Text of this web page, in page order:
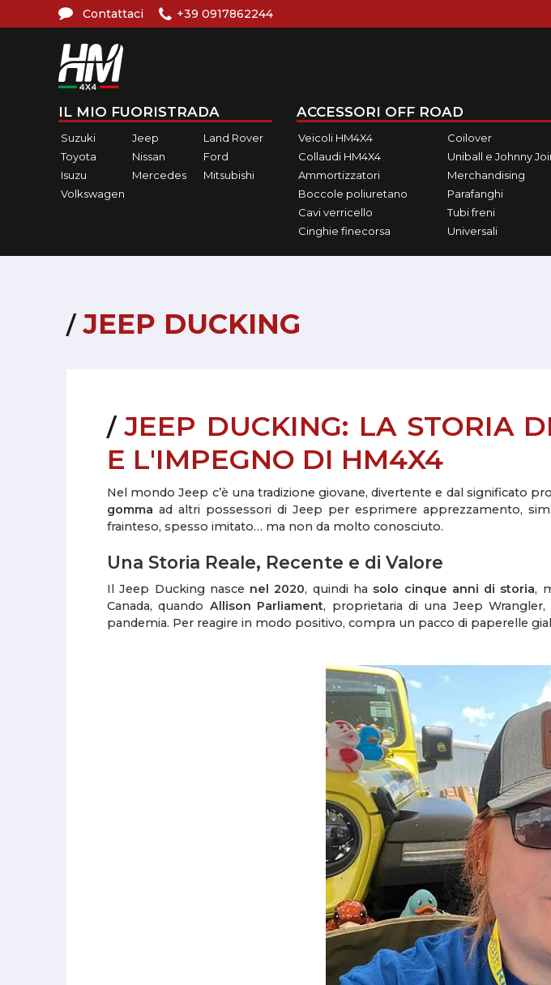
Contattaci +39 0917862244
IL MIO FUORISTRADA
Suzuki Jeep
Land Rover
Toyota
Nissan
Ford
Isuzu
Mercedes
Mitsubishi
Volkswagen
ACCESSORI OFF ROAD
Veicoli HM4X4
Collaudi HM4X4
Ammortizzatori
Boccole poliuretano
Cavi verricello
Cinghie finecorsa
Coilover
Uniball e Johnny
Merchandising
Parafanghi
Tubi freni
Universali
JEEP DUCKING
JEEP DUCKING: LA STORIA
E L'IMPEGNO DI HM4X4
Nel mondo Jeep c’è una tradizione giovane, divertente e dal significato
gomma ad altri possessori di Jeep per esprimere apprezzamento,
frainteso, spesso imitato… ma non da molto conosciuto.
Una Storia Reale, Recente e di Valore
Il Jeep Ducking nasce nel 2020, quindi ha solo cinque anni di storia,
Canada, quando Allison Parliament, proprietaria di una Jeep
pandemia. Per reagire in modo positivo, compra un pacco di paperelle